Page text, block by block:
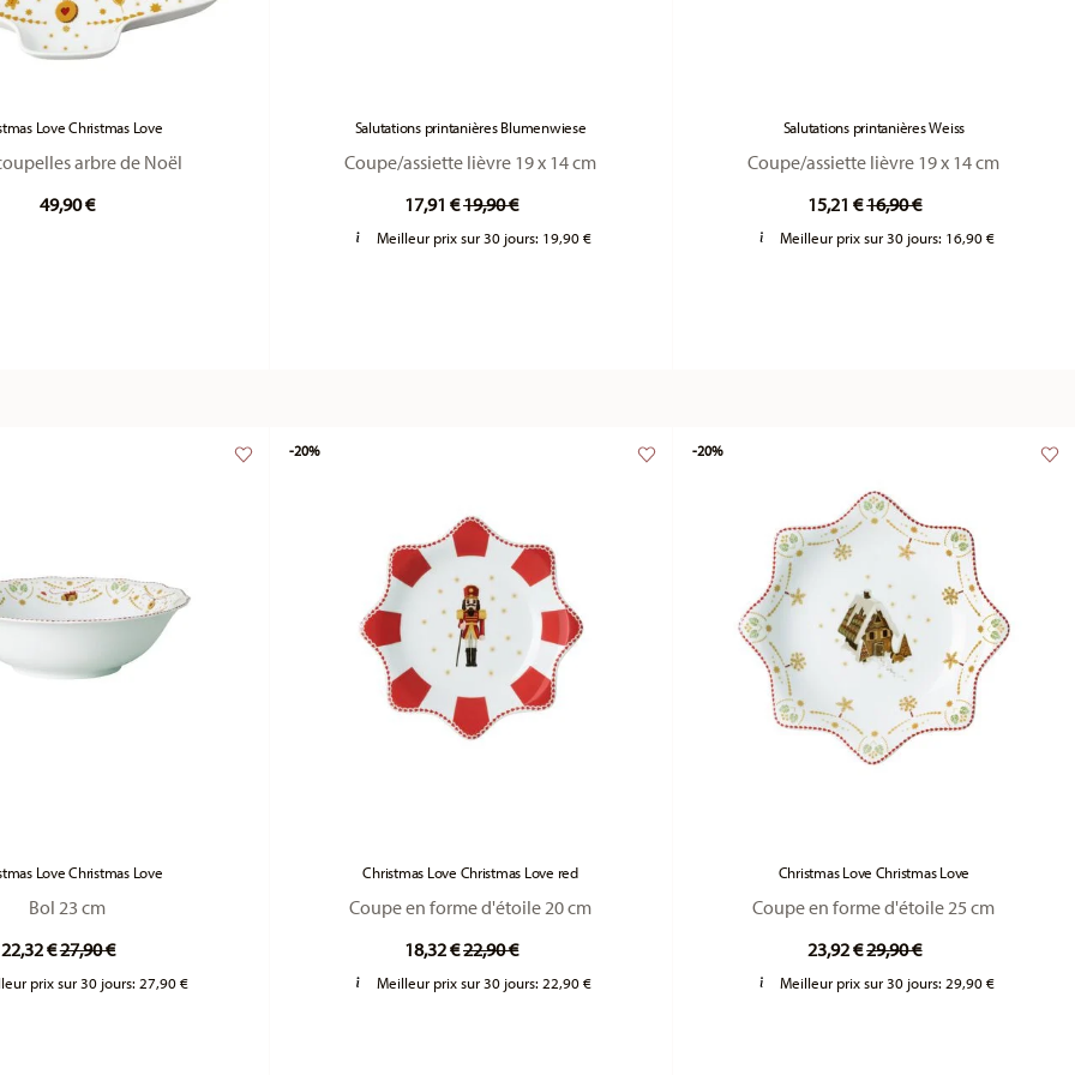
Love Christmas Love
arbre de Noël
49,90 €
Salutations printanières Blumenwiese
Coupe/assiette lièvre 19 x 14 cm
17,91 €Price reduced from
19,90 €to
Meilleur prix sur 30 jours: 19,90 €
Salutations printanières Weiss
Coupe/assiette lièvre 19 x 14 cm
15,21 €Price reduced from
16,90 €to
Meilleur prix sur 30 jours: 16,90 €
Love Christmas Love
Bol 23 cm
22,32 €Price reduced from
27,90 €to
prix sur 30 jours: 27,90 €
Christmas Love Christmas Love red
Coupe en forme d'étoile 20 cm
18,32 €Price reduced from
22,90 €to
Meilleur prix sur 30 jours: 22,90 €
-20%
Christmas Love Christmas Love
Coupe en forme d'étoile 25 cm
23,92 €Price reduced from
29,90 €to
Meilleur prix sur 30 jours: 29,90 €
-20%